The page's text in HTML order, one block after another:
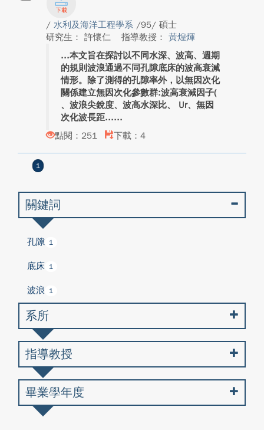
/ 水利及海洋工程學系 /95/ 碩士
研究生： 許懷仁
指導教授： 黃煌煇
本文旨在探討以不同水深、波高、週期
的規則波浪通過不同孔隙底床的波高衰減
情形。除了測得的孔隙率外，以無因次化
關係建立無因次化參數群:波高衰減因子(
、波浪尖銳度、波高水深比、 Ur、無因
次化波長距...
點閱：251
下載：4
1
關鍵詞
孔隙 1
底床 1
波浪 1
系所
指導教授
畢業學年度